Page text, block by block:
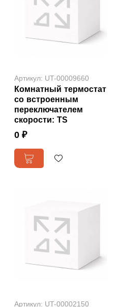
Артикул: UT-00009660
Комнатный термостат
со встроенным
переключателем
скорости: TS
0 ₽
Артикул: UT-00002150